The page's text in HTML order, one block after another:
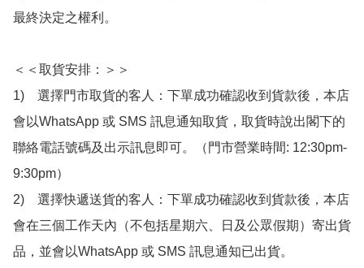
最終決定之權利。
＜＜取貨安排：＞＞
1)　選擇門市取貨的客人：下單成功確認收到貨款後，本店
會以WhatsApp 或 SMS 訊息通知取貨，取貨時說出閣下的
聯絡電話號碼及出示訊息即可。（門市營業時間: 12:30pm-
9:30pm）
2)　選擇快遞送貨的客人：下單成功確認收到貨款後，本店
會在三個工作天內（不包括星期六、日及公眾假期）寄出貨
品，並會以WhatsApp 或 SMS 訊息通知已出貨。